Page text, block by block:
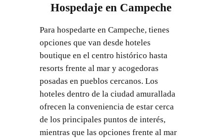
Hospedaje en Campeche
Para hospedarte en Campeche, tienes
opciones que van desde hoteles
boutique en el centro histórico hasta
resorts frente al mar y acogedoras
posadas en pueblos cercanos. Los
hoteles dentro de la ciudad amurallada
ofrecen la conveniencia de estar cerca
de los principales puntos de interés,
mientras que las opciones frente al mar